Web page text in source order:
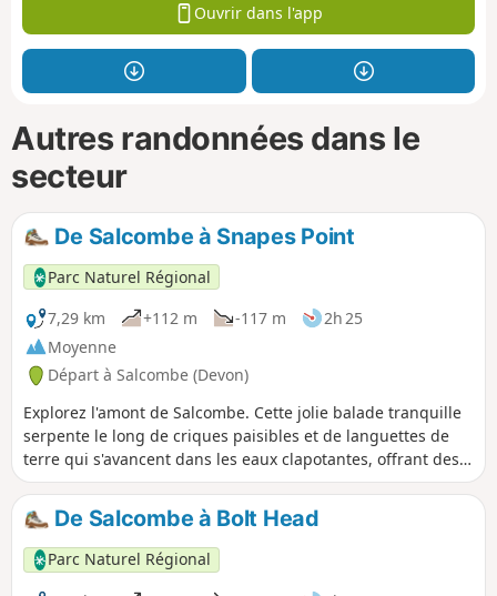
Ouvrir dans l'app
Autres randonnées dans le
secteur
De Salcombe à Snapes Point
Parc Naturel Régional
7,29 km
+112 m -117 m
2h 25
Moyenne
Départ à Salcombe (Devon)
Explorez l'amont de Salcombe. Cette jolie balade tranquille
serpente le long de criques paisibles et de languettes de
terre qui s'avancent dans les eaux clapotantes, offrant des
vues magnifiques et surprenantes qui éveilleront vos sens.
De Salcombe à Bolt Head
Parc Naturel Régional